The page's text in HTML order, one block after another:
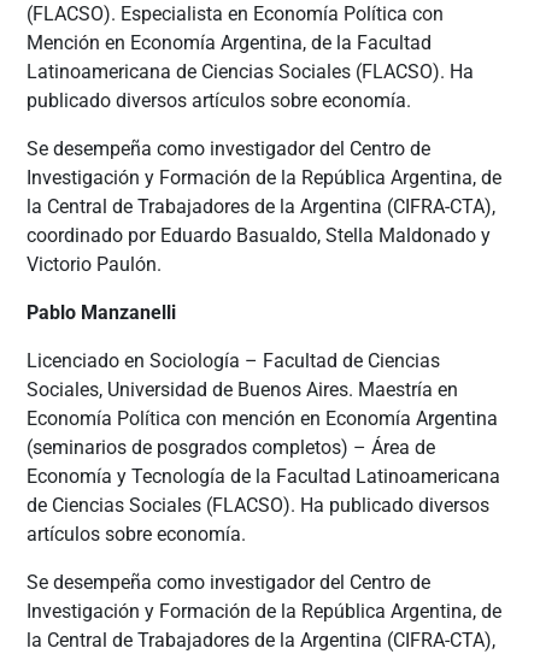
(FLACSO). Especialista en Economía Política con
Mención en Economía Argentina, de la Facultad
Latinoamericana de Ciencias Sociales (FLACSO). Ha
publicado diversos artículos sobre economía.
Se desempeña como investigador del Centro de
Investigación y Formación de la República Argentina, de
la Central de Trabajadores de la Argentina (CIFRA-CTA),
coordinado por Eduardo Basualdo, Stella Maldonado y
Victorio Paulón.
Pablo Manzanelli
Licenciado en Sociología – Facultad de Ciencias
Sociales, Universidad de Buenos Aires. Maestría en
Economía Política con mención en Economía Argentina
(seminarios de posgrados completos) – Área de
Economía y Tecnología de la Facultad Latinoamericana
de Ciencias Sociales (FLACSO). Ha publicado diversos
artículos sobre economía.
Se desempeña como investigador del Centro de
Investigación y Formación de la República Argentina, de
la Central de Trabajadores de la Argentina (CIFRA-CTA),